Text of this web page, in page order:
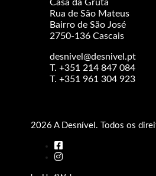
Casa da Gruta
Rua de São Mateus
Bairro de São José
2750-136 Cascais
desnivel@desnivel.pt
T. +351 214 847 084
T. +351 961 304 923
2026 A Desnível. Todos os